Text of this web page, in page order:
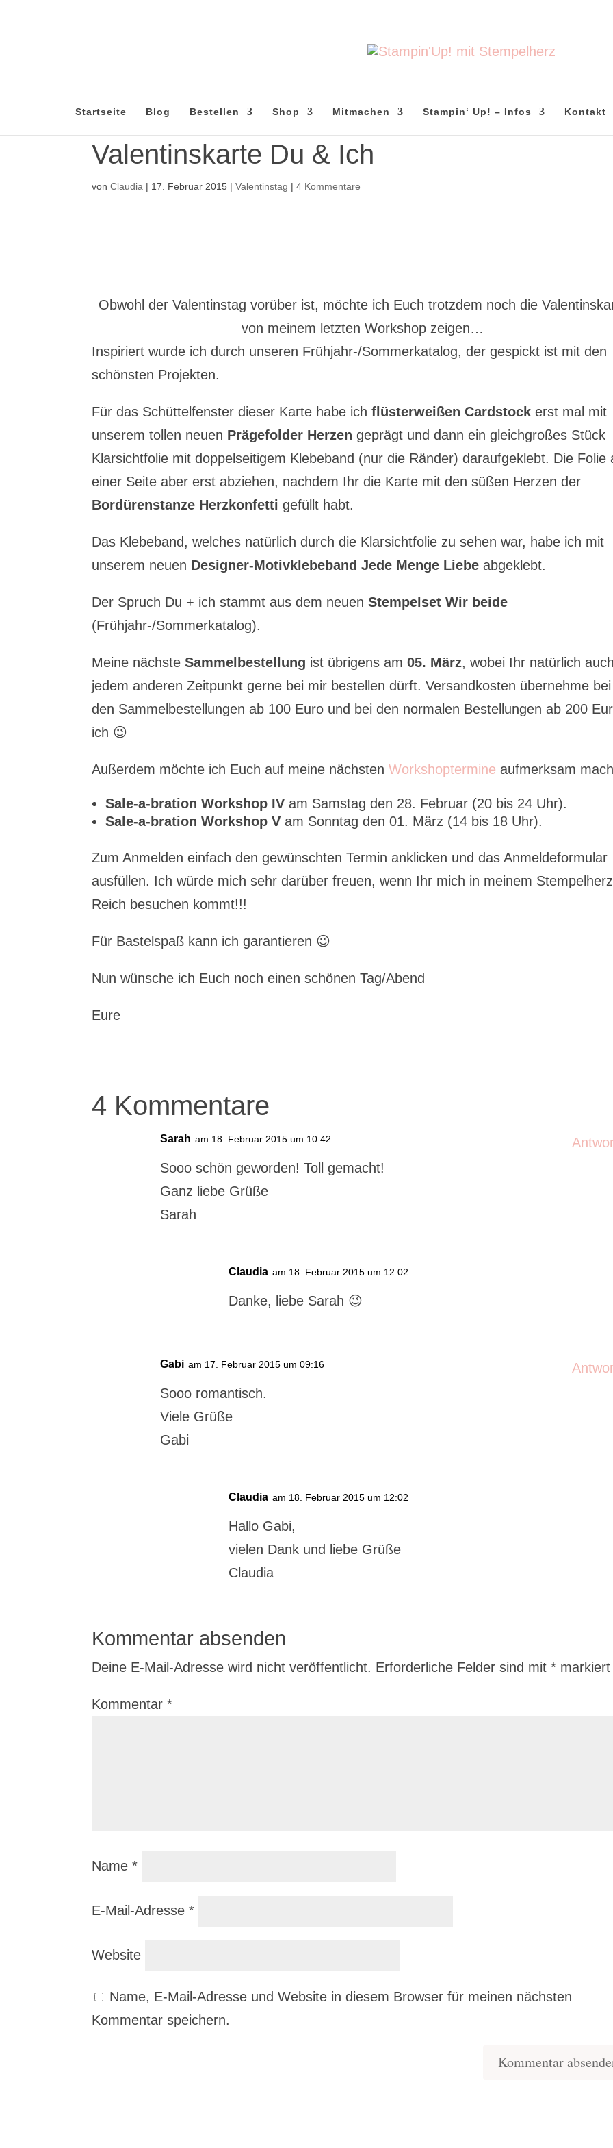
Startseite Blog Bestellen Shop Mitmachen Stampin‘ Up! – Infos Kontakt
Valentinskarte Du & Ich
vonClaudia | 17. Februar 2015 |Valentinstag |4 Kommentare
Obwohl der Valentinstag vorüber ist, möchte ich Euch trotzdem noch die
von meinem letzten Workshop zeigen…
Inspiriert wurde ich durch unseren Frühjahr-/Sommerkatalog, der gespickt ist mit den
schönsten Projekten.
Für das Schüttelfenster dieser Karte habe ichflüsterweißen Cardstock erst mal mit
unserem tollen neuen Prägefolder Herzen geprägt und dann ein gleichgroßes Stück
Klarsichtfolie mit doppelseitigem Klebeband (nur die Ränder) daraufgeklebt. Die Folie
einer Seite aber erst abziehen, nachdem Ihr die Karte mit den süßen Herzen der
Bordürenstanze Herzkonfetti gefüllt habt.
Das Klebeband, welches natürlich durch die Klarsichtfolie zu sehen war, habe ich mit
unserem neuen Designer-Motivklebeband Jede Menge Liebe abgeklebt.
Der Spruch Du + ich stammt aus dem neuenStempelset Wir beide
(Frühjahr-/Sommerkatalog).
Meine nächsteSammelbestellung ist übrigens am05. März, wobei Ihr natürlich
jedem anderen Zeitpunkt gerne bei mir bestellen dürft. Versandkosten übernehme bei
den Sammelbestellungen ab 100 Euro und bei den normalen Bestellungen ab 200
ich 😉
Außerdem möchte ich Euch auf meine nächstenWorkshoptermine aufmerksam
Sale-a-bration Workshop IV am Samstag den 28. Februar (20 bis 24 Uhr).
Sale-a-bration Workshop V am Sonntag den 01. März (14 bis 18 Uhr).
Zum Anmelden einfach den gewünschten Termin anklicken und das Anmeldeformular
ausfüllen. Ich würde mich sehr darüber freuen, wenn Ihr mich in meinem
Reich besuchen kommt!!!
Für Bastelspaß kann ich garantieren 😉
Nun wünsche ich Euch noch einen schönen Tag/Abend
Eure
4 Kommentare
Sarah am 18. Februar 2015 um 10:42
Sooo schön geworden! Toll gemacht!
Ganz liebe Grüße
Sarah
Claudia am 18. Februar 2015 um 12:02
Danke, liebe Sarah 😉
Gabi am 17. Februar 2015 um 09:16
Sooo romantisch.
Viele Grüße
Gabi
Claudia am 18. Februar 2015 um 12:02
Hallo Gabi,
vielen Dank und liebe Grüße
Claudia
Kommentar absenden
Deine E-Mail-Adresse wird nicht veröffentlicht. Erforderliche Felder sind mit* markiert
Kommentar*
Name*
E-Mail-Adresse*
Website
Name, E-Mail-Adresse und Website in diesem Browser für meinen nächsten
Kommentar speichern.